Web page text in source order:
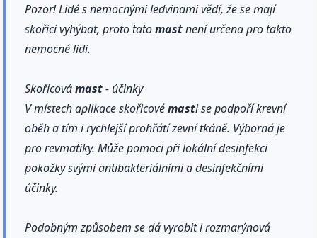
Pozor! Lidé s nemocnými ledvinami vědí, že se mají
skořici vyhýbat, proto tatomastnení určena pro takto
nemocné lidi.
Skořicovámast- účinky
V místech aplikace skořicovémasti se podpoří krevní
oběh a tím i rychlejší prohřátí zevní tkáně. Výborná je
pro revmatiky. Může pomoci při lokální desinfekci
pokožky svými antibakteriálními a desinfekčními
účinky.
Podobným způsobem se dá vyrobit i rozmarýnová